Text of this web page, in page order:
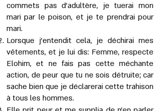
commets pas d'adultère, je tuerai mon
mari par le poison, et je te prendrai pour
mari.
Lorsque j'entendit cela, je déchirai mes
vêtements, et je lui dis: Femme, respecte
Elohim, et ne fais pas cette méchante
action, de peur que tu ne sois détruite; car
sache bien que je déclarerai cette trahison
à tous les hommes.